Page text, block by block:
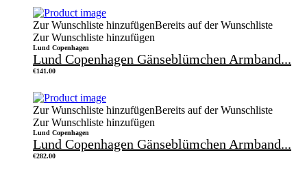
Zur Wunschliste hinzufügenBereits auf der Wunschliste
Zur Wunschliste hinzufügen
Lund Copenhagen
Lund Copenhagen Gänseblümchen Armband...
€141.00
Zur Wunschliste hinzufügenBereits auf der Wunschliste
Zur Wunschliste hinzufügen
Lund Copenhagen
Lund Copenhagen Gänseblümchen Armband...
€282.00